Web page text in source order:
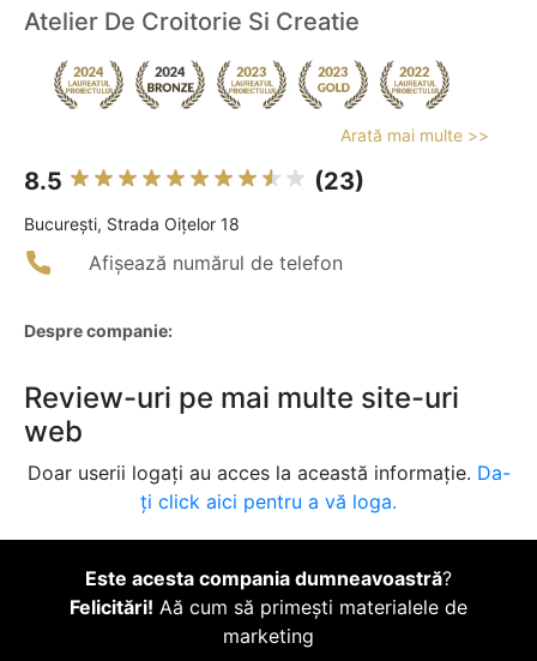
Atelier De Croitorie Si Creatie
Arată mai multe >>
8.5 (23)
Bucureşti, Strada Oițelor 18
Afișează numărul de telefon
Despre companie:
Review-uri pe mai multe site-uri
web
Doar userii logați au acces la această informație. Da-
ți click aici pentru a vă loga.
Este acesta compania dumneavoastră?
Felicitări! Aă cum să primești materialele de
marketing